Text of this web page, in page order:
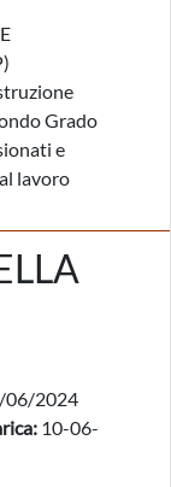
Grado
e
lavoro
06/2024
10-06-